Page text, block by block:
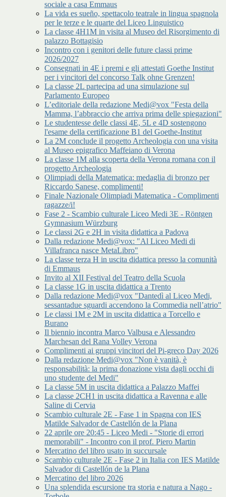
sociale a casa Emmaus
La vida es sueño, spettacolo teatrale in lingua spagnola
per le terze e le quarte del Liceo Linguistico
La classe 4H1M in visita al Museo del Risorgimento di
palazzo Bottagisio
Incontro con i genitori delle future classi prime
2026/2027
Consegnati in 4E i premi e gli attestati Goethe Institut
per i vincitori del concorso Talk ohne Grenzen!
La classe 2L partecipa ad una simulazione sul
Parlamento Europeo
L’editoriale della redazione Medi@vox "Festa della
Mamma, l’abbraccio che arriva prima delle spiegazioni"
Le studentesse delle classi 4E, 5L e 4D sostengono
l'esame della certificazione B1 del Goethe-Institut
La 2M conclude il progetto Archeologia con una visita
al Museo epigrafico Maffeiano di Verona
La classe 1M alla scoperta della Verona romana con il
progetto Archeologia
Olimpiadi della Matematica: medaglia di bronzo per
Riccardo Sanese, complimenti!
Finale Nazionale Olimpiadi Matematica - Complimenti
ragazze/i!
Fase 2 - Scambio culturale Liceo Medi 3E - Röntgen
Gymnasium Würzburg
Le classi 2G e 2H in visita didattica a Padova
Dalla redazione Medi@vox: "Al Liceo Medi di
Villafranca nasce MetaLibro"
La classe terza H in uscita didattica presso la comunità
di Emmaus
Invito al XII Festival del Teatro della Scuola
La classe 1G in uscita didattica a Trento
Dalla redazione Medi@vox "Dantedì al Liceo Medi,
sessantadue sguardi accendono la Commedia nell’atrio"
Le classi 1M e 2M in uscita didattica a Torcello e
Burano
Il biennio incontra Marco Valbusa e Alessandro
Marchesan del Rana Volley Verona
Complimenti ai gruppi vincitori del Pi-greco Day 2026
Dalla redazione Medi@vox "Non è vanità, è
responsabilità: la prima donazione vista dagli occhi di
uno studente del Medi"
La classe 5M in uscita didattica a Palazzo Maffei
La classe 2CH1 in uscita didattica a Ravenna e alle
Saline di Cervia
Scambio culturale 2E - Fase 1 in Spagna con IES
Matilde Salvador de Castellón de la Plana
22 aprile ore 20:45 - Liceo Medi - "Storie di errori
memorabili" - Incontro con il prof. Piero Martin
Mercatino del libro usato in succursale
Scambio culturale 2E - Fase 2 in Italia con IES Matilde
Salvador di Castellón de la Plana
Mercatino del libro 2026
Una splendida escursione tra storia e natura a Nago -